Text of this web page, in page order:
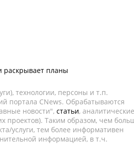
планы
технологии, персоны и т.п.
портала CNews. Обрабатываются
новости", статьи, аналитические
проектов). Таким образом, чем
услуги, тем более информативен
информацией, в т.ч.